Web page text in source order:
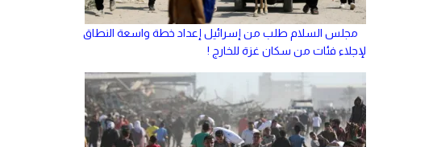
مجلس السلام طلب من إسرائيل إعداد خطة واسعة النطاق
لإجلاء فئات من سكان غزة للخارج !